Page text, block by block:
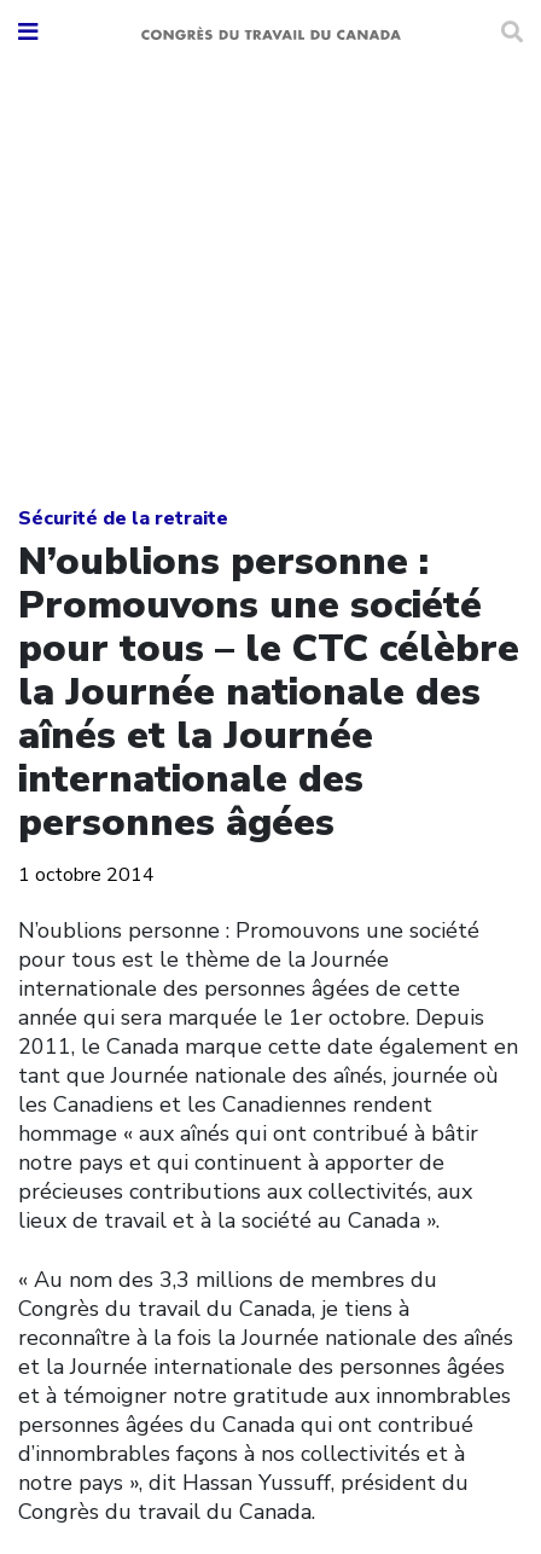
Sécurité de la retraite
N’oublions personne :
Promouvons une société
pour tous – le CTC célèbre
la Journée nationale des
aînés et la Journée
internationale des
personnes âgées
1 octobre 2014
N’oublions personne : Promouvons une société
pour tous est le thème de la Journée
internationale des personnes âgées de cette
année qui sera marquée le 1er octobre. Depuis
2011, le Canada marque cette date également en
tant que Journée nationale des aînés, journée où
les Canadiens et les Canadiennes rendent
hommage « aux aînés qui ont contribué à bâtir
notre pays et qui continuent à apporter de
précieuses contributions aux collectivités, aux
lieux de travail et à la société au Canada ».
« Au nom des 3,3 millions de membres du
Congrès du travail du Canada, je tiens à
reconnaître à la fois la Journée nationale des aînés
et la Journée internationale des personnes âgées
et à témoigner notre gratitude aux innombrables
personnes âgées du Canada qui ont contribué
d’innombrables façons à nos collectivités et à
notre pays », dit Hassan Yussuff, président du
Congrès du travail du Canada.